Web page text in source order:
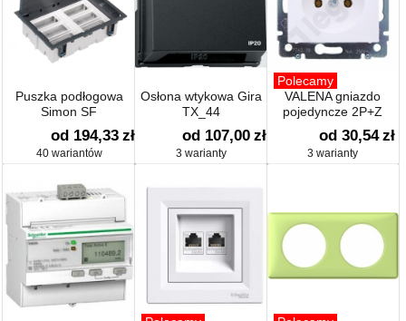
Puszka podłogowa
Simon SF
od 194,33 zł
40 wariantów
Osłona wtykowa Gira
TX_44
od 107,00 zł
3 warianty
Polecamy
VALENA gniazdo
pojedyncze 2P+Z
od 30,54 zł
3 warianty